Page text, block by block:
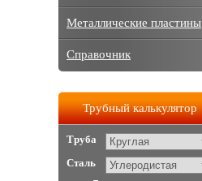
Металлические пластины
Справочник
Трубный калькулятор
Труба
Сталь